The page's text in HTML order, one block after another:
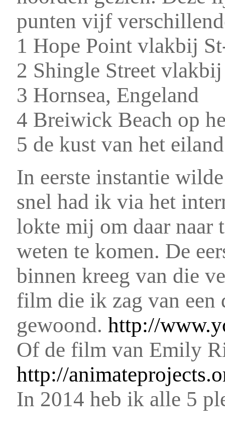
punten vijf
1 Hope Point vlakbij
2 Shingle Street
3 Hornsea, Engeland
4 Breiwick Beach op
5 de kust van het
In eerste instantie
snel had ik via het
lokte mij om daar naar
weten te komen. De
binnen kreeg van die
film die ik zag van een
gewoond. http://
Of de film van Emily
http://
In 2014 heb ik alle 5